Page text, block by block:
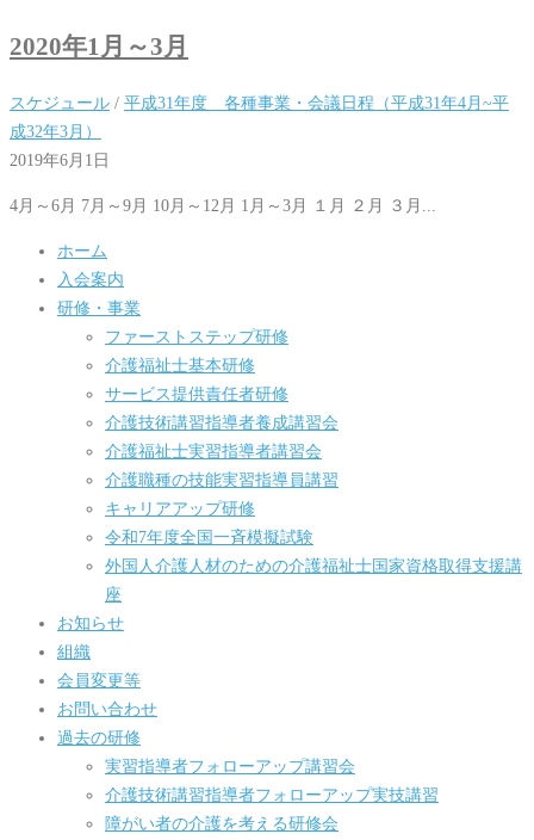
2020年1月～3月
スケジュール / 平成31年度 各種事業・会議日程（平成31年4月~平
成32年3月）
2019年6月1日
4月～6月 7月～9月 10月～12月 1月～3月 １月 ２月 ３月...
ホーム
入会案内
研修・事業
ファーストステップ研修
介護福祉士基本研修
サービス提供責任者研修
介護技術講習指導者養成講習会
介護福祉士実習指導者講習会
介護職種の技能実習指導員講習
キャリアアップ研修
令和7年度全国一斉模擬試験
外国人介護人材のための介護福祉士国家資格取得支援講
座
お知らせ
組織
会員変更等
お問い合わせ
過去の研修
実習指導者フォローアップ講習会
介護技術講習指導者フォローアップ実技講習
障がい者の介護を考える研修会